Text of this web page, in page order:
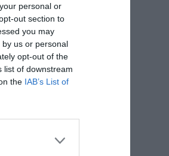
personal or
out section to
you may
us or personal
opt-out of the
list of downstream
the IAB’s List of